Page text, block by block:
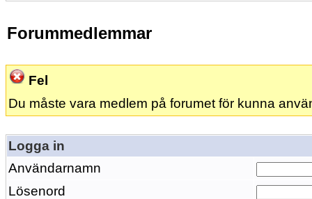
Forummedlemmar
Fel
Du måste vara medlem på forumet för kunna
Logga in
Användarnamn
Lösenord